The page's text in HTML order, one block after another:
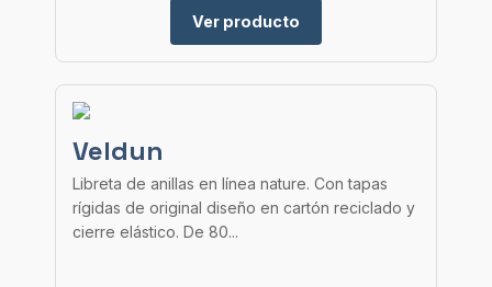
Ver producto
Veldun
Libreta de anillas en línea nature. Con tapas
rígidas de original diseño en cartón reciclado y
cierre elástico. De 80...